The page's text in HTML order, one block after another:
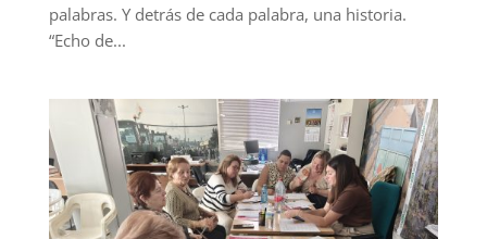
palabras. Y detrás de cada palabra, una historia.
“Echo de...